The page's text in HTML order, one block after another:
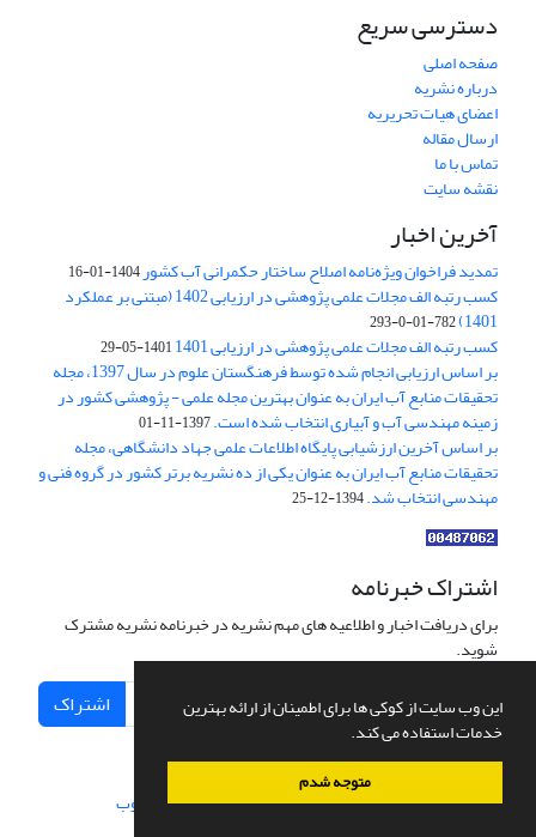
این وب سایت از کوکی ها برای اطمینان از ارائه بهترین
خدمات استفاده می کند.
متوجه شدم
دسترسی سریع
صفحه اصلی
درباره نشریه
اعضای هیات تحریریه
ارسال مقاله
تماس با ما
نقشه سایت
آخرین اخبار
تمدید فراخوان ویژه‌نامه اصلاح ساختار حکمرانی آب کشور1404-01-16
کسب رتبه الف مجلات علمی پژوهشی در ارزیابی 1402 (مبتنی بر عملکرد
1401)
782-01-0-293
کسب رتبه الف مجلات علمی پژوهشی در ارزیابی 1401 1401-05-29
بر اساس ارزیابی انجام شده توسط فرهنگستان علوم در سال 1397، مجله
تحقیقات منابع آب ایران به عنوان بهترین مجله علمی - پژوهشی کشور در
زمینه مهندسی آب و آبیاری انتخاب شده است.1397-11-01
بر اساس آخرین ارزشیابی پایگاه اطلاعات علمی جهاد دانشگاهی، مجله
تحقیقات منابع آب ایران به عنوان یکی از ده نشریه برتر کشور در گروه فنی و
مهندسی انتخاب شد.1394-12-25
اشتراک خبرنامه
برای دریافت اخبار و اطلاعیه های مهم نشریه در خبرنامه نشریه مشترک
شوید.
اشتراک
سامانه مدیریت نشریات علمی.طراحی و پیاده سازی از سیناوب